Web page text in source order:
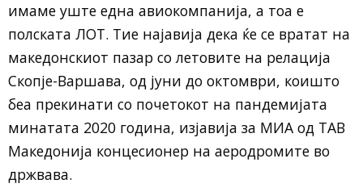
имаме уште една авиокомпанија, а тоа е
полската ЛОТ. Тие најавија дека ќе се вратат на
македонскиот пазар со летовите на релација
Скопје-Варшава, од јуни до октомври, коишто
беа прекинати со почетокот на пандемијата
минатата 2020 година, изјавија за МИА од ТАВ
Македонија концесионер на аеродромите во
држвава.